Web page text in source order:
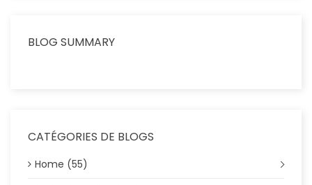
BLOG SUMMARY
CATÉGORIES DE BLOGS
Home (55)